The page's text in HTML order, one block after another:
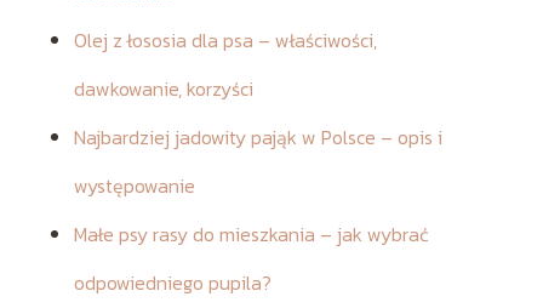
Olej z łososia dla psa – właściwości,
dawkowanie, korzyści
Najbardziej jadowity pająk w Polsce – opis i
występowanie
Małe psy rasy do mieszkania – jak wybrać
odpowiedniego pupila?